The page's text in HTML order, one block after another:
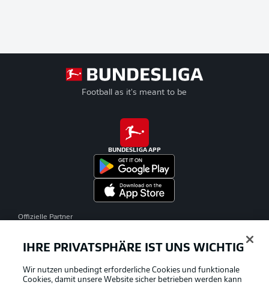
Football as it's meant to be
BUNDESLIGA APP
Offizielle Partner
IHRE PRIVATSPHÄRE IST UNS WICHTIG
Wir nutzen unbedingt erforderliche Cookies und funktionale
Cookies, damit unsere Website sicher betrieben werden kann